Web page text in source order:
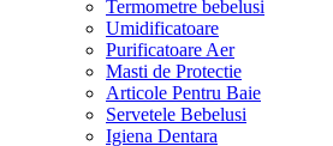
Termometre bebelusi
Umidificatoare
Purificatoare Aer
Masti de Protectie
Articole Pentru Baie
Servetele Bebelusi
Igiena Dentara